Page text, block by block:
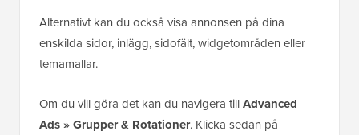
Alternativt kan du också visa annonsen på dina
enskilda sidor, inlägg, sidofält, widgetområden eller
temamallar.
Om du vill göra det kan du navigera tillAdvanced
Ads » Grupper & Rotationer. Klicka sedan på